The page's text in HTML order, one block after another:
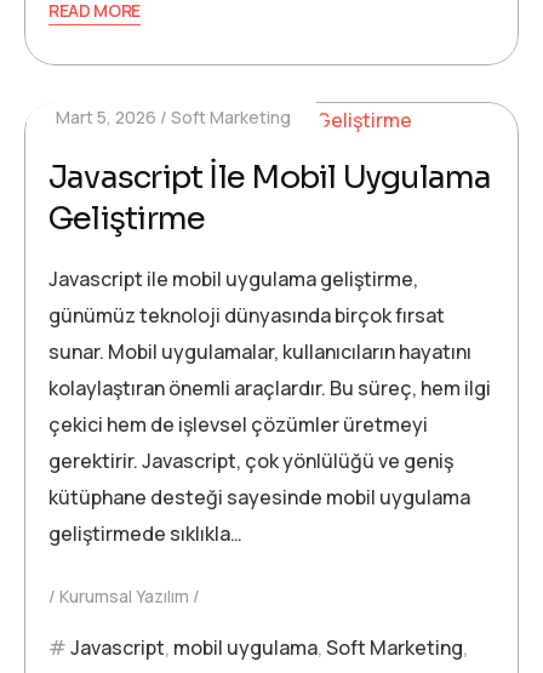
READ MORE
Mart 5, 2026 Soft Marketing
Javascript İle Mobil Uygulama
Geliştirme
Javascript ile mobil uygulama geliştirme,
günümüz teknoloji dünyasında birçok fırsat
sunar. Mobil uygulamalar, kullanıcıların hayatını
kolaylaştıran önemli araçlardır. Bu süreç, hem ilgi
çekici hem de işlevsel çözümler üretmeyi
gerektirir. Javascript, çok yönlülüğü ve geniş
kütüphane desteği sayesinde mobil uygulama
geliştirmede sıklıkla…
Kurumsal Yazılım
Javascript, mobil uygulama,Soft Marketing,